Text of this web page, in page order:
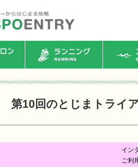
ランニング
第10回のとじまトライ
イン
ご利